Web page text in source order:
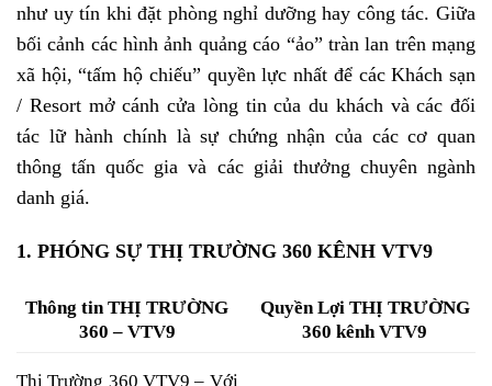
như uy tín khi đặt phòng nghỉ dưỡng hay công tác. Giữa
bối cảnh các hình ảnh quảng cáo “ảo” tràn lan trên mạng
xã hội, “tấm hộ chiếu” quyền lực nhất để các Khách sạn
/ Resort mở cánh cửa lòng tin của du khách và các đối
tác lữ hành chính là sự chứng nhận của các cơ quan
thông tấn quốc gia và các giải thưởng chuyên ngành
danh giá.
1. PHÓNG SỰ THỊ TRƯỜNG 360 KÊNH VTV9
Thông tin THỊ TRƯỜNG
360 – VTV9
Quyền Lợi THỊ TRƯỜNG
360 kênh VTV9
Thị Trường 360 VTV9 – Với